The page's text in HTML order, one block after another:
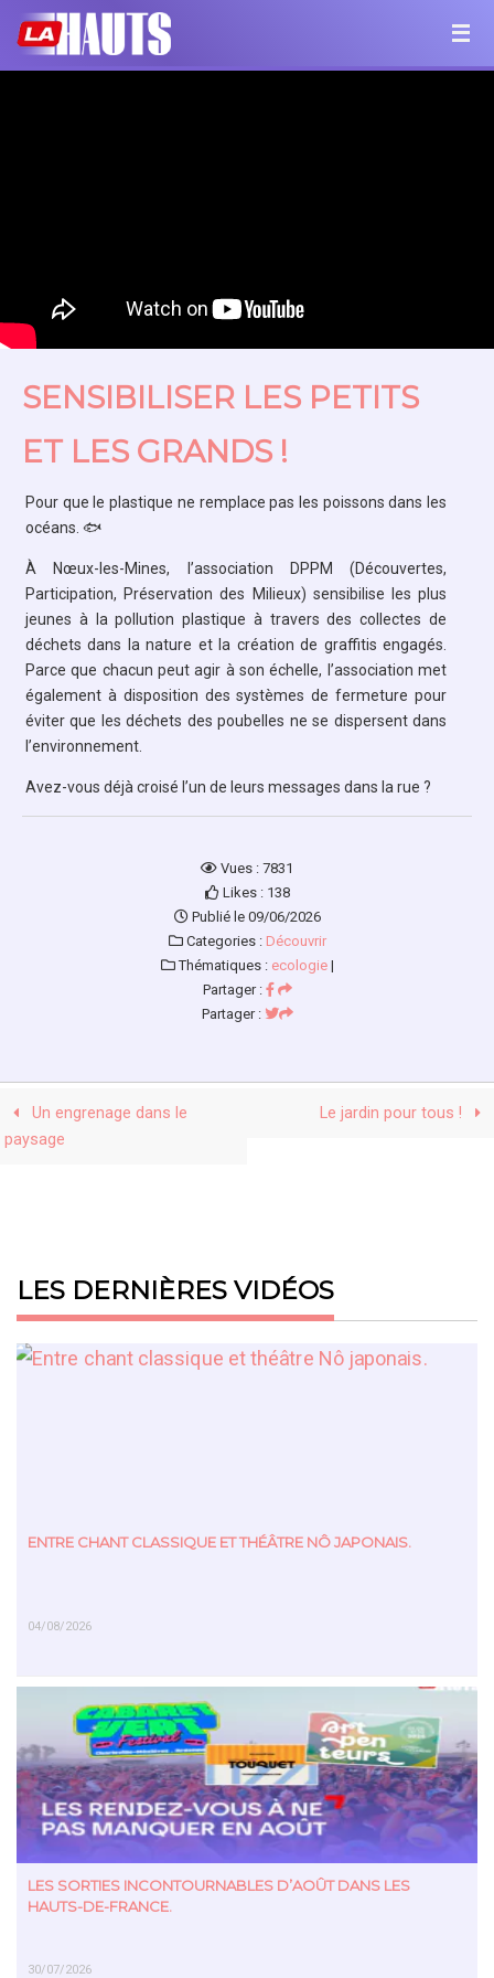
SENSIBILISER LES PETITS
ET LES GRANDS !
Pour que le plastique ne remplace pas les poissons dans les
océans. 🐟
À Nœux-les-Mines, l’association DPPM (Découvertes,
Participation, Préservation des Milieux) sensibilise les plus
jeunes à la pollution plastique à travers des collectes de
déchets dans la nature et la création de graffitis engagés.
Parce que chacun peut agir à son échelle, l’association met
également à disposition des systèmes de fermeture pour
éviter que les déchets des poubelles ne se dispersent dans
l’environnement.
Avez-vous déjà croisé l’un de leurs messages dans la rue ?
Vues : 7831
Likes : 138
Publié le 09/06/2026
Categories : Découvrir
Thématiques : ecologie|
Partager :
Partager :
Un engrenage dans le
paysage
Le jardin pour tous !
LES DERNIÈRES VIDÉOS
ENTRE CHANT CLASSIQUE ET THÉÂTRE NÔ JAPONAIS.
04/08/2026
EN SAVOIR PLUS
LES SORTIES INCONTOURNABLES D’AOÛT DANS LES
HAUTS-DE-FRANCE.
30/07/2026